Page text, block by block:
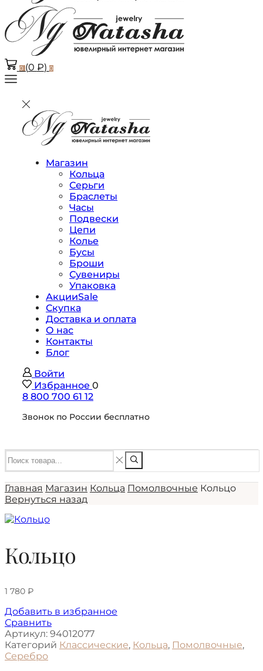
0 (0 ₽) 0
Магазин
Кольца
Серьги
Браслеты
Часы
Подвески
Цепи
Колье
Бусы
Броши
Сувениры
Упаковка
АкцииSale
Скупка
Доставка и оплата
О нас
Контакты
Блог
Войти
Избранное 0
8 800 700 61 12
Звонок по России бесплатно
Главная Магазин Кольца Помолвочные Кольцо
Вернуться назад
Кольцо
1 780 ₽
Добавить в избранное
Сравнить
Артикул: 94012077
Категорий Классические, Кольца, Помолвочные,
Серебро